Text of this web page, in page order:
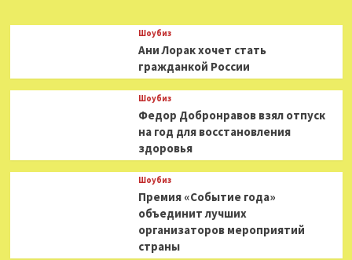
15
Шоубиз
Ани Лорак хочет стать
гражданкой России
Шоубиз
Федор Добронравов взял отпуск
на год для восстановления
здоровья
Шоубиз
Премия «Событие года»
объединит лучших
организаторов мероприятий
страны